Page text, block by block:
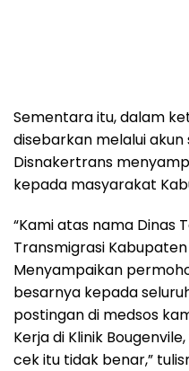
Sementara itu, dalam
disebarkan melalui
Disnakertrans
kepada masyarakat
“Kami atas nama Dinas
Transmigrasi
Menyampaikan
besarnya kepada
postingan di medsos
Kerja di Klinik
cek itu tidak benar,”